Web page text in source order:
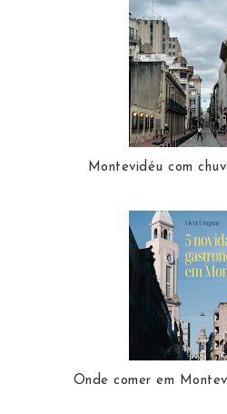
Montevidéu com
Onde comer em